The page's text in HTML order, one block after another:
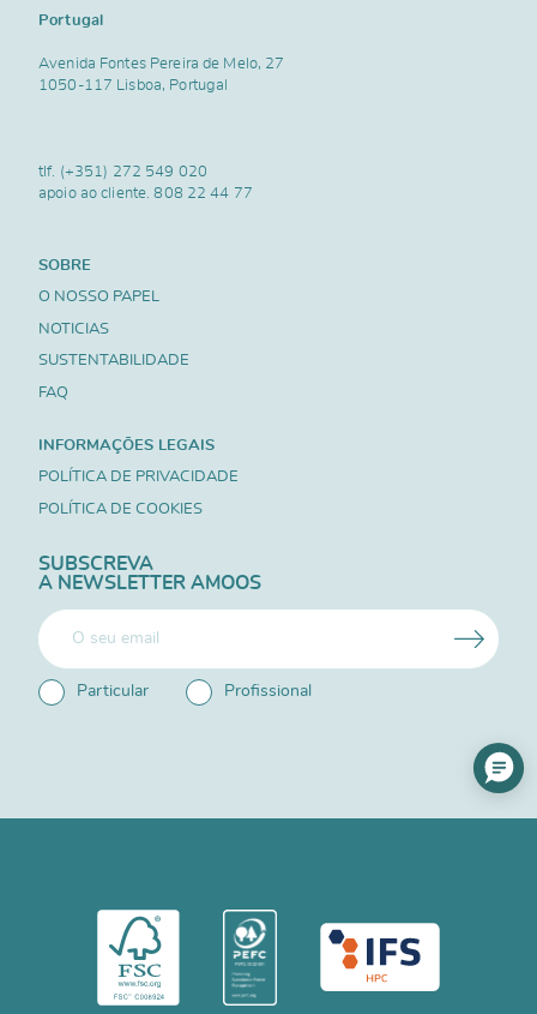
Portugal
Avenida Fontes Pereira de Melo, 27
1050-117 Lisboa, Portugal
tlf. (+351) 272 549 020
apoio ao cliente.808 22 44 77
SOBRE
O NOSSO PAPEL
NOTICIAS
SUSTENTABILIDADE
FAQ
INFORMAÇÕES LEGAIS
POLÍTICA DE PRIVACIDADE
POLÍTICA DE COOKIES
SUBSCREVA
A NEWSLETTER AMOOS
Particular Profissional